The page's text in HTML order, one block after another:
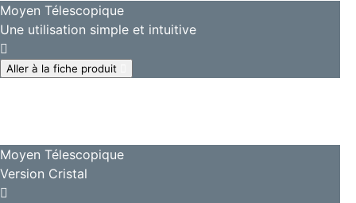
Moyen Télescopique
Une utilisation simple et intuitive
Aller à la fiche produit
Moyen Télescopique
Version Cristal